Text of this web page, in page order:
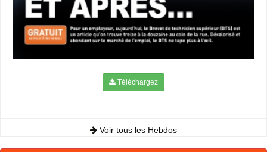
Téléchargez
Voir tous les Hebdos